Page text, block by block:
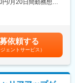
て、幅広い業界で使
/月20日間勤務想定
定手当を含めた表記で
依頼する
ジェントサービス）